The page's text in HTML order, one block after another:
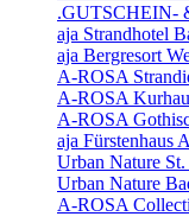
.GUTSCHEIN-
aja Strandhotel
aja Bergresort
A-ROSA
A-ROSA
A-ROSA
aja Fürstenhaus
Urban Nature
Urban Nature
A-ROSA